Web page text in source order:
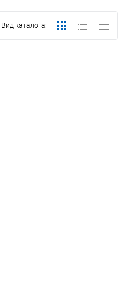
Вид каталога: